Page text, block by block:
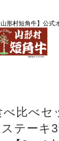
形村短角牛】公式
べ比べセ
テーキ